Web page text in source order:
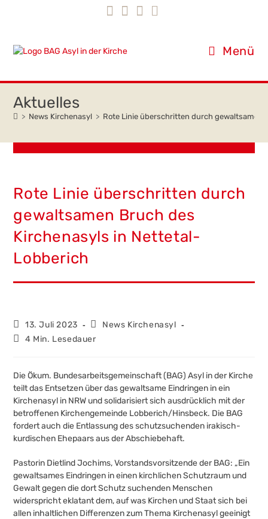
Menü
> News Kirchenasyl > Rote Linie überschritten durch
Rote Linie überschritten durch
gewaltsamen Bruch des
Kirchenasyls in Nettetal-
Lobberich
Beitrag
veröffentlicht:
13. Juli 2023
Beitrags-
Kategorie:
News Kirchenasyl
Lesedauer:
4 Min. Lesedauer
Die Ökum. Bundesarbeitsgemeinschaft (BAG) Asyl in der Kirche
teilt das Entsetzen über das gewaltsame Eindringen in ein
Kirchenasyl in NRW und solidarisiert sich ausdrücklich mit der
betroffenen Kirchengemeinde Lobberich/Hinsbeck. Die BAG
fordert auch die Entlassung des schutzsuchenden irakisch-
kurdischen Ehepaars aus der Abschiebehaft.
Pastorin Dietlind Jochims, Vorstandsvorsitzende der BAG: „Ein
gewaltsames Eindringen in einen kirchlichen Schutzraum und
Gewalt gegen die dort Schutz suchenden Menschen
widerspricht eklatant dem, auf was Kirchen und Staat sich bei
allen inhaltlichen Differenzen zum Thema Kirchenasyl geeinigt